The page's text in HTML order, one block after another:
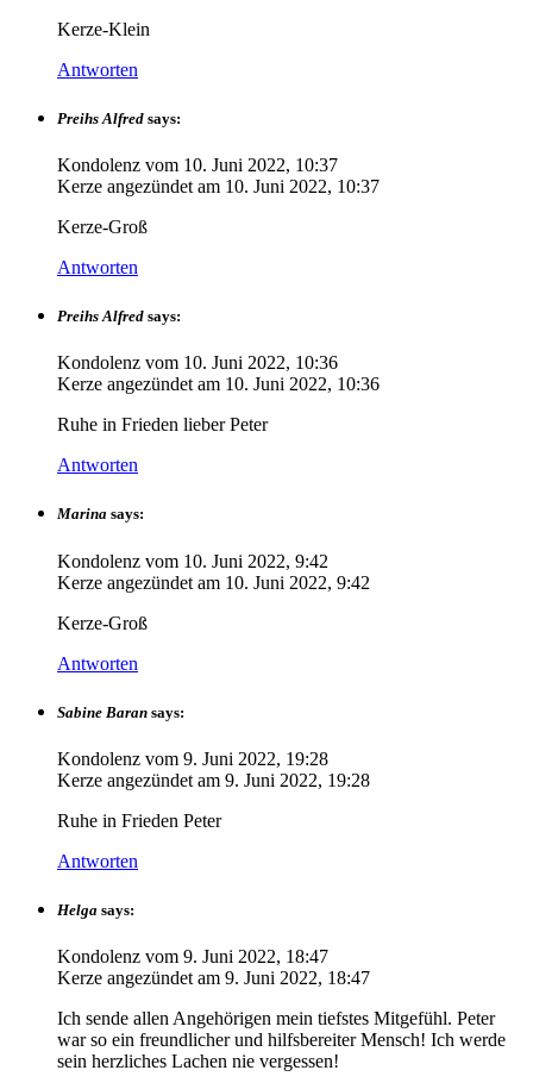
Kerze-Klein
Antworten
Preihs Alfred says:
Kondolenz vom 10. Juni 2022, 10:37
Kerze angezündet am 10. Juni 2022, 10:37
Kerze-Groß
Antworten
Preihs Alfred says:
Kondolenz vom 10. Juni 2022, 10:36
Kerze angezündet am 10. Juni 2022, 10:36
Ruhe in Frieden lieber Peter
Antworten
Marina says:
Kondolenz vom 10. Juni 2022, 9:42
Kerze angezündet am 10. Juni 2022, 9:42
Kerze-Groß
Antworten
Sabine Baran says:
Kondolenz vom 9. Juni 2022, 19:28
Kerze angezündet am 9. Juni 2022, 19:28
Ruhe in Frieden Peter
Antworten
Helga says:
Kondolenz vom 9. Juni 2022, 18:47
Kerze angezündet am 9. Juni 2022, 18:47
Ich sende allen Angehörigen mein tiefstes Mitgefühl. Peter
war so ein freundlicher und hilfsbereiter Mensch! Ich werde
sein herzliches Lachen nie vergessen!